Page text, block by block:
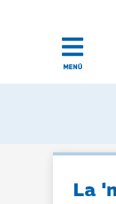
MENÚ
La